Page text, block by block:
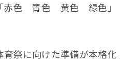
赤色 青色 黄色 緑色」
育祭に向けた準備が本格化